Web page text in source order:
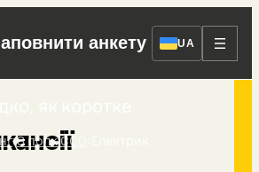
анкету UA
›8 полк ССО
як коротке